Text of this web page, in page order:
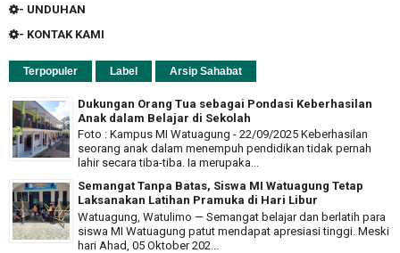
- UNDUHAN
- KONTAK KAMI
Terpopuler Label Arsip Sahabat
Dukungan Orang Tua sebagai Pondasi Keberhasilan
Anak dalam Belajar di Sekolah
Foto : Kampus MI Watuagung - 22/09/2025 Keberhasilan
seorang anak dalam menempuh pendidikan tidak pernah
lahir secara tiba-tiba. Ia merupaka...
Semangat Tanpa Batas, Siswa MI Watuagung Tetap
Laksanakan Latihan Pramuka di Hari Libur
Watuagung, Watulimo — Semangat belajar dan berlatih para
siswa MI Watuagung patut mendapat apresiasi tinggi. Meski
hari Ahad, 05 Oktober 202...